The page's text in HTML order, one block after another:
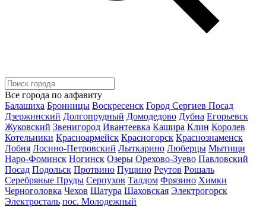
Все города по алфавиту
Балашиха Бронницы Воскресенск Город Сергиев Посад
Дзержинский Долгопрудный Домодедово Дубна Егорьевск
Жуковский Звенигород Ивантеевка Кашира Клин Королев
Котельники Красноармейск Красногорск Краснознаменск
Лобня Лосино-Петровский Лыткарино Люберцы Мытищи
Наро-Фоминск Ногинск Озеры Орехово-Зуево Павловский
Посад Подольск Протвино Пущино Реутов Рошаль
Серебряные Пруды Серпухов Талдом Фрязино Химки
Черноголовка Чехов Шатура Шаховская Электрогорск
Электросталь пос. Молодежный